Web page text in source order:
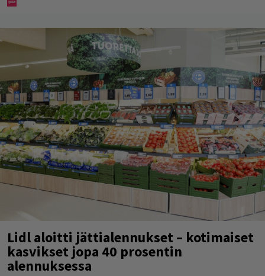
Lidl aloitti jättialennukset – kotimaiset
kasvikset jopa 40 prosentin
alennuksessa